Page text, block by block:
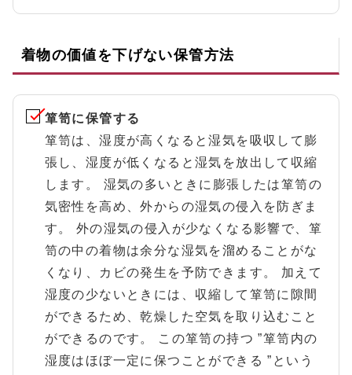
着物の価値を下げない保管方法
箪笥に保管する
箪笥は、湿度が高くなると湿気を吸収して膨
張し、湿度が低くなると湿気を放出して収縮
します。 湿気の多いときに膨張したは箪笥の
気密性を高め、外からの湿気の侵入を防ぎま
す。 外の湿気の侵入が少なくなる影響で、箪
笥の中の着物は余分な湿気を溜めることがな
くなり、カビの発生を予防できます。 加えて
湿度の少ないときには、収縮して箪笥に隙間
ができるため、乾燥した空気を取り込むこと
ができるのです。 この箪笥の持つ ”箪笥内の
湿度はほぼ一定に保つことができる ”という